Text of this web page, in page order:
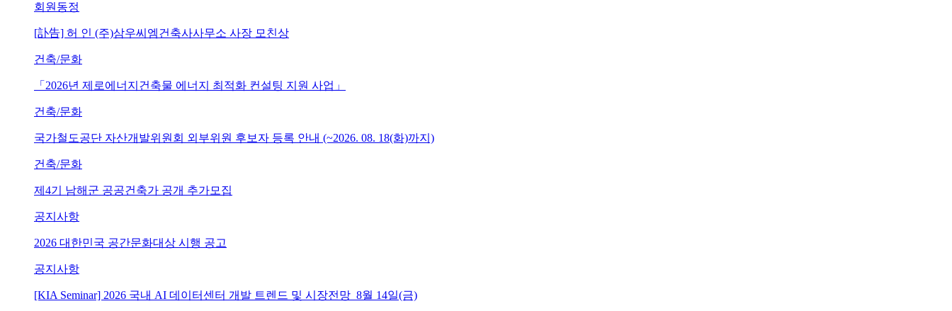
회원동정
[訃告] 허 인 (주)삼우씨엠건축사사무소 사장 모친상
건축/문화
「2026년 제로에너지건축물 에너지 최적화 컨설팅 지원 사업」
건축/문화
국가철도공단 자산개발위원회 외부위원 후보자 등록 안내 (~2026. 08. 18(화)까지)
건축/문화
제4기 남해군 공공건축가 공개 추가모집
공지사항
2026 대한민국 공간문화대상 시행 공고
공지사항
[KIA Seminar] 2026 국내 AI 데이터센터 개발 트렌드 및 시장전망_8월 14일(금)